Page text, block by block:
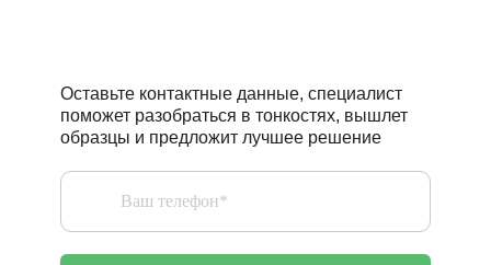
Оставьте контактные данные, специалист
поможет разобраться в тонкостях, вышлет
образцы и предложит лучшее решение